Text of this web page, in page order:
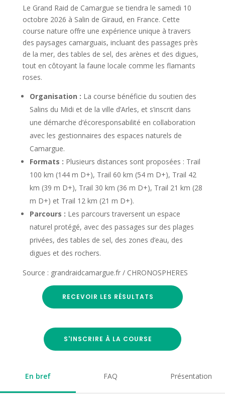
Le Grand Raid de Camargue se tiendra le samedi 10
octobre 2026 à Salin de Giraud, en France. Cette
course nature offre une expérience unique à travers
des paysages camarguais, incluant des passages près
de la mer, des tables de sel, des arènes et des digues,
tout en côtoyant la faune locale comme les flamants
roses.
Organisation : La course bénéficie du soutien des
Salins du Midi et de la ville d’Arles, et s’inscrit dans
une démarche d’écoresponsabilité en collaboration
avec les gestionnaires des espaces naturels de
Camargue.
Formats : Plusieurs distances sont proposées : Trail
100 km (144 m D+), Trail 60 km (54 m D+), Trail 42
km (39 m D+), Trail 30 km (36 m D+), Trail 21 km (28
m D+) et Trail 12 km (21 m D+).
Parcours : Les parcours traversent un espace
naturel protégé, avec des passages sur des plages
privées, des tables de sel, des zones d’eau, des
digues et des rochers.
Source : grandraidcamargue.fr / CHRONOSPHERES
RECEVOIR LES RÉSULTATS
S'INSCRIRE À LA COURSE
En bref FAQ Présentation